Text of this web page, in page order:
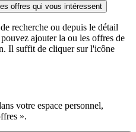
offres qui vous intéressent
recherche ou depuis le détail
ajouter la ou les offres de
Il suffit de cliquer sur l'icône
votre espace personnel,
».